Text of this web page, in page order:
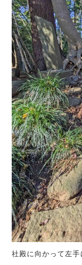
社殿に向かって左手